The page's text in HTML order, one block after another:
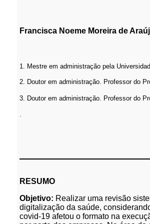
Francisca Noeme Moreira de
1. Mestre em administração pela
2. Doutor em administração. Professor do
3. Doutor em administração. Professor do
RESUMO
Objetivo: Realizar uma revisão
digitalização da saúde,
covid-19 afetou o formato na